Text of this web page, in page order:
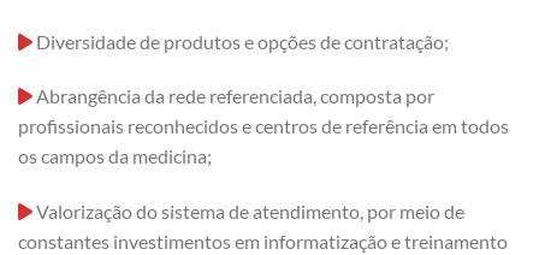
Diversidade de produtos e opções de contratação;
Abrangência da rede referenciada, composta por
profissionais reconhecidos e centros de referência em todos
os campos da medicina;
Valorização do sistema de atendimento, por meio de
constantes investimentos em informatização e treinamento